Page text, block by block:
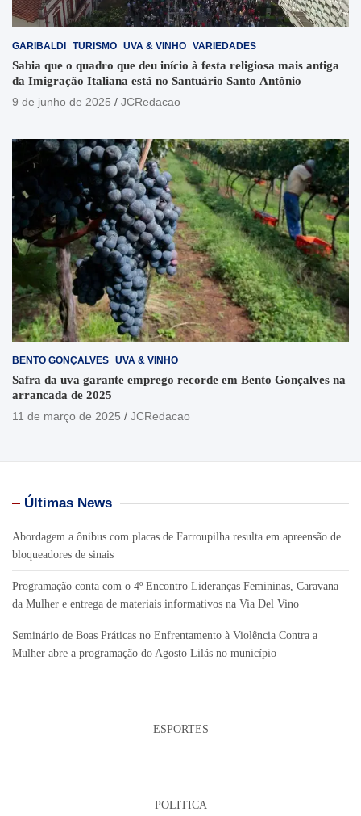
GARIBALDI TURISMO UVA & VINHO VARIEDADES
Sabia que o quadro que deu início à festa religiosa mais antiga
da Imigração Italiana está no Santuário Santo Antônio
9 de junho de 2025
JCRedacao
BENTO GONÇALVES UVA & VINHO
Safra da uva garante emprego recorde em Bento Gonçalves na
arrancada de 2025
11 de março de 2025
JCRedacao
Últimas News
Abordagem a ônibus com placas de Farroupilha resulta em apreensão de
bloqueadores de sinais
Programação conta com o 4º Encontro Lideranças Femininas, Caravana
da Mulher e entrega de materiais informativos na Via Del Vino
Seminário de Boas Práticas no Enfrentamento à Violência Contra a
Mulher abre a programação do Agosto Lilás no município
ESPORTES
POLITICA